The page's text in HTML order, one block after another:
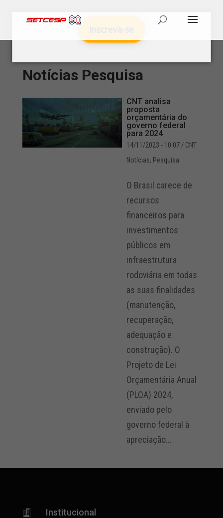
Notícias Pesquisa
CNT analisa
proposta
orçamentária do
governo federal
para 2024
14/11/2023 - 10:07/ CNT
Notícias, Pesquisa
O Brasil carece de
recursos
financeiros para
investimentos
públicos em
infraestrutura
rodoviária em todas
as suas finalidades
(manutenção,
recuperação,
adequação e
construção). O
Projeto de Lei
Orçamentária Anual
(PLOA) 2024,
enviado pelo
governo federal à
apreciação...
 Institucional